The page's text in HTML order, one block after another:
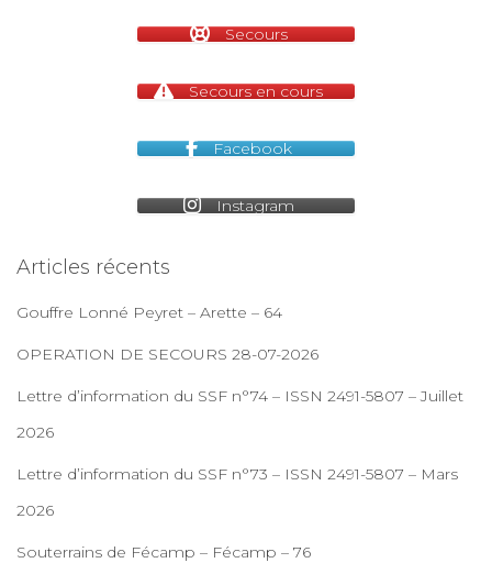
Secours
Secours en cours
Facebook
Instagram
Articles récents
Gouffre Lonné Peyret – Arette – 64
OPERATION DE SECOURS 28-07-2026
Lettre d’information du SSF n°74 – ISSN 2491-5807 – Juillet
2026
Lettre d’information du SSF n°73 – ISSN 2491-5807 – Mars
2026
Souterrains de Fécamp – Fécamp – 76